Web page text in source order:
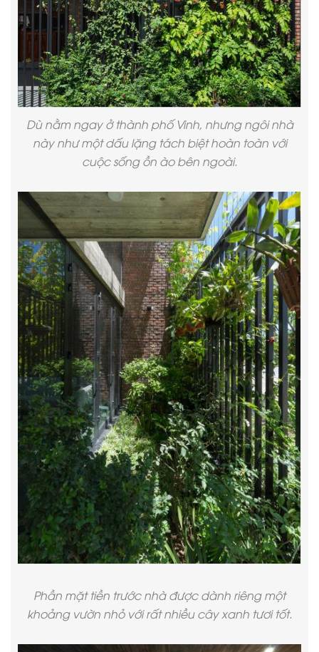
Dù nằm ngay ở thành phố Vinh, nhưng ngôi nhà
này như một dấu lặng tách biệt hoàn toàn với
cuộc sống ồn ào bên ngoài.
Phần mặt tiền trước nhà được dành riêng một
khoảng vườn nhỏ với rất nhiều cây xanh tươi tốt.